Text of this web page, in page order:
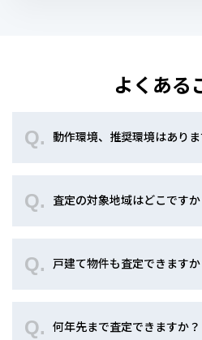
よくある
動作環境、推奨環境はありま
査定の対象地域はどこですか
戸建て物件も査定できますか
何年先まで査定できますか？